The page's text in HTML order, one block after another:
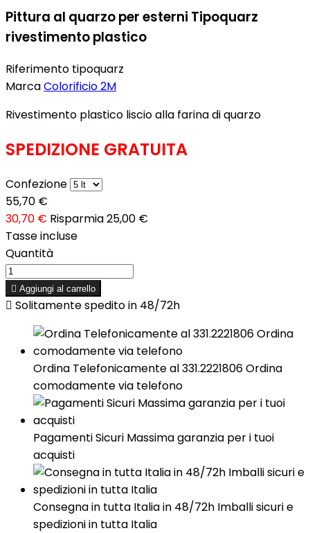
Pittura al quarzo per esterni Tipoquarz
rivestimento plastico
Riferimento tipoquarz
MarcaColorificio 2M
Rivestimento plastico liscio alla farina di quarzo
SPEDIZIONE GRATUITA
Confezione
55,70 €
30,70 € Risparmia 25,00 €
Tasse incluse
Quantità
 Aggiungi al carrello
 Solitamente spedito in 48/72h
Ordina Telefonicamente al 331.2221806 Ordina
comodamente via telefono
Pagamenti Sicuri Massima garanzia per i tuoi
acquisti
Consegna in tutta Italia in 48/72h Imballi sicuri e
spedizioni in tutta Italia